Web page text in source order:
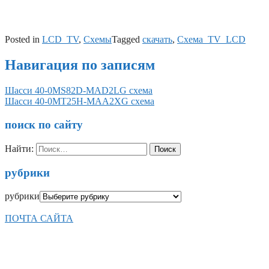
Posted in LCD_TV, СхемыTagged скачать, Схема_TV_LCD
Навигация по записям
Шасси 40-0MS82D-MAD2LG схема
Шасси 40-0MT25H-MAA2XG схема
поиск по сайту
Найти:
рубрики
рубрики
ПОЧТА САЙТА